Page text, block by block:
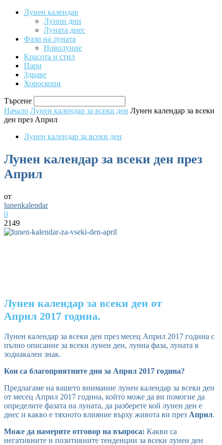
Лунен календар
Лунни дни
Луната днес
Фази на луната
Новолуние
Красота и стил
Пари
Здраве
Хороскопи
Търсене
Начало Лунен календар за всеки ден Лунен календар за всеки
ден през Април
Лунен календар за всеки ден
Лунен календар за всеки ден през
Април
от
lunenkalendar
0
2149
Лунен календар за всеки ден от
Април 2017 година.
Лунен календар за всеки ден през месец Април 2017 година с
пълно описание за всеки лунен ден, лунна фаза, луната в
зодиакален знак.
Кои са благоприятните дни за Април 2017 година?
Предлагаме на вашето внимание лунен календар за всеки ден
от месец Април 2017 година, който може да ви помогне да
определите фазата на луната, да разберете кой лунен ден е
днес и какво е тяхното влияние върху живота ви през Април.
Може да намерите отговор на въпроса: Какви са
негативните и позитивните тенденции за всеки лунен ден